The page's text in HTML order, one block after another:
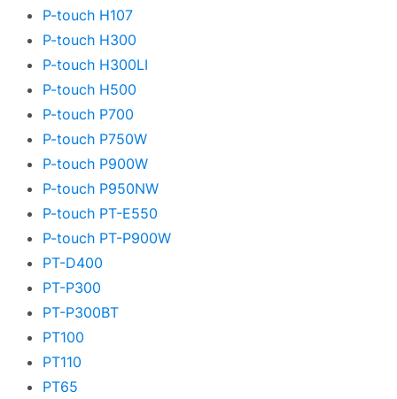
P-touch H107
P-touch H300
P-touch H300LI
P-touch H500
P-touch P700
P-touch P750W
P-touch P900W
P-touch P950NW
P-touch PT-E550
P-touch PT-P900W
PT-D400
PT-P300
PT-P300BT
PT100
PT110
PT65